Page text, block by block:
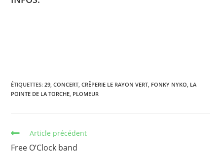
ÉTIQUETTES:29, CONCERT, CRÊPERIE LE RAYON VERT, FONKY NYKO, LA
POINTE DE LA TORCHE, PLOMEUR
Article précédent
Free O’Clock band